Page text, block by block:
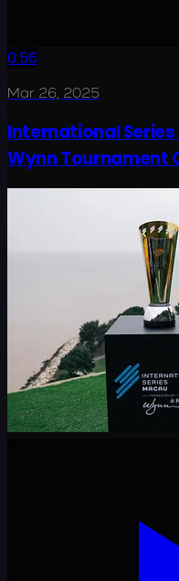
0:56
Mar 26, 2025
International
Wynn Tournament